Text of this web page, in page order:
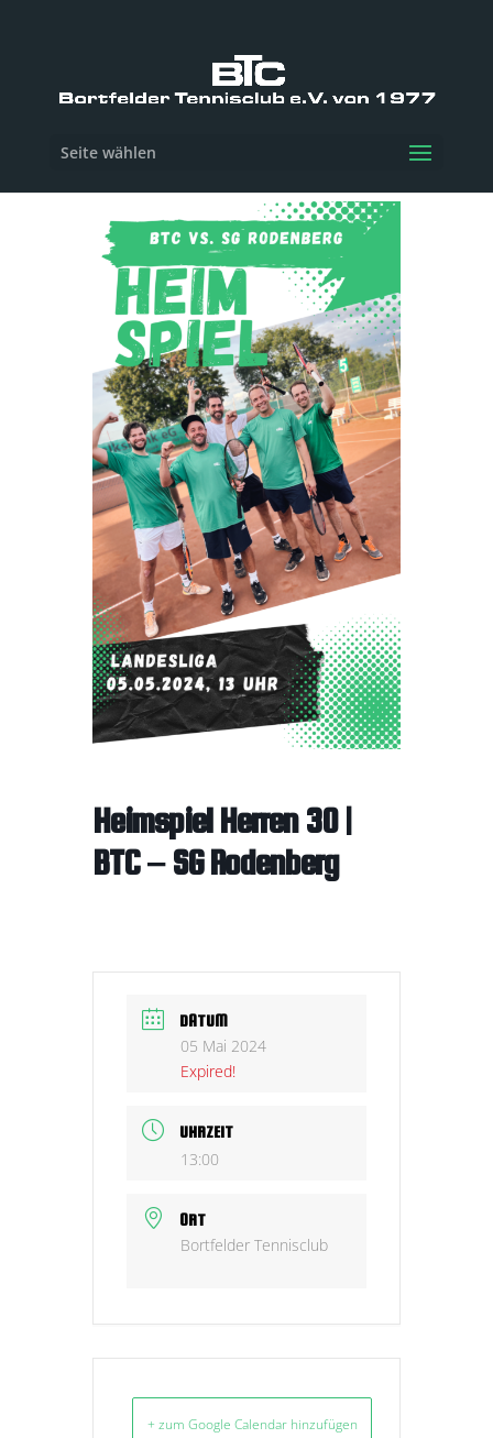
Seite wählen
Heimspiel Herren 30 |
BTC – SG Rodenberg
DATUM
05 Mai 2024
Expired!
UHRZEIT
13:00
ORT
Bortfelder Tennisclub
+ zum Google Calendar hinzufügen